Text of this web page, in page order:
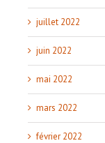
juillet 2022
juin 2022
mai 2022
mars 2022
février 2022